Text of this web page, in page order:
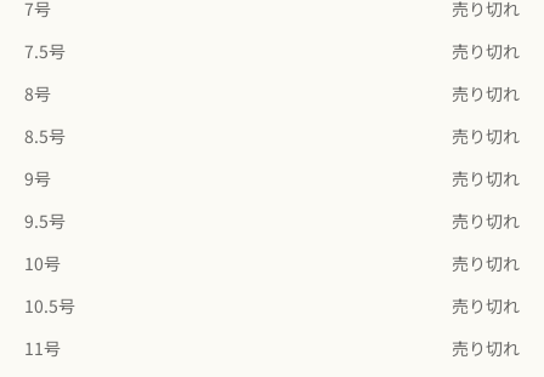
7号
売り切れ
7.5号
売り切れ
8号
売り切れ
8.5号
売り切れ
9号
売り切れ
9.5号
売り切れ
10号
売り切れ
10.5号
売り切れ
11号
売り切れ